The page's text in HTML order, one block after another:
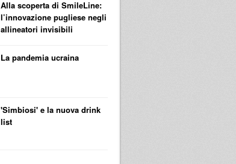
Alla scoperta di SmileLine:
l’innovazione pugliese negli
allineatori invisibili
La pandemia ucraina
'Simbiosi' e la nuova drink
list